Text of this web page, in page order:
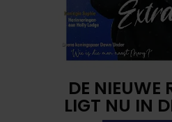
DE NIEUWE
LIGT NU IN